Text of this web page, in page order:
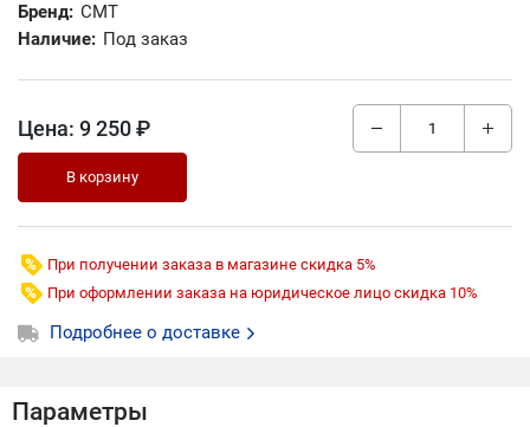
Бренд: CMT
Наличие: Под заказ
Цена: 9 250 ₽
В корзину
При получении заказа в магазине скидка 5%
При оформлении заказа на юридическое лицо скидка 10%
Подробнее о доставке
Параметры